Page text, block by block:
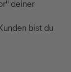
deiner
bist du